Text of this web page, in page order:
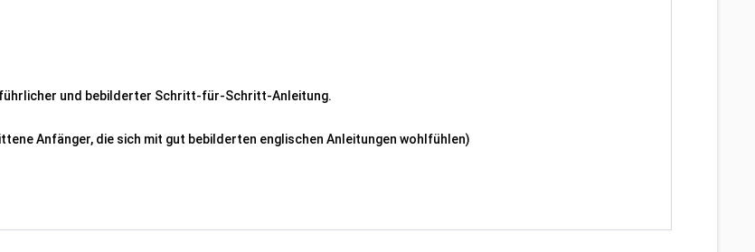
und bebilderter Schritt-für-Schritt-Anleitung.
Anfänger, die sich mit gut bebilderten englischen Anleitungen wohlfühlen)